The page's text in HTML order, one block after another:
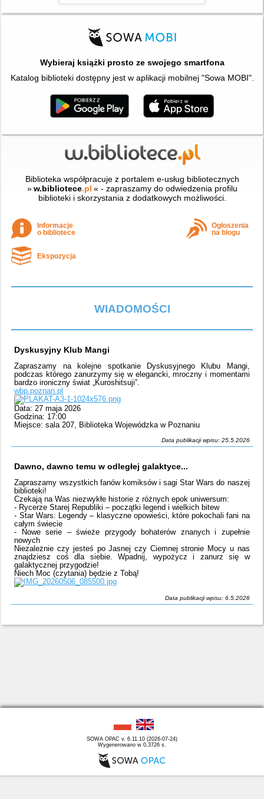
Wybieraj książki prosto ze swojego smartfona
Katalog biblioteki dostępny jest w aplikacji mobilnej "Sowa MOBI".
Biblioteka współpracuje z portalem e-usług bibliotecznych
» w.bibliotece.pl « - zapraszamy do odwiedzenia profilu
biblioteki i skorzystania z dodatkowych możliwości.
Informacje
o bibliotece
Ogłoszenia
na blogu
Ekspozycja
WIADOMOŚCI
Dyskusyjny Klub Mangi
Zapraszamy na kolejne spotkanie Dyskusyjnego Klubu Mangi,
podczas którego zanurzymy się w elegancki, mroczny i momentami
bardzo ironiczny świat „Kuroshitsuji”.
wbp.poznan.pl
Data: 27 maja 2026
Godzina: 17:00
Miejsce: sala 207, Biblioteka Wojewódzka w Poznaniu
Data publikacji wpisu: 25.5.2026
Dawno, dawno temu w odległej galaktyce...
Zapraszamy wszystkich fanów komiksów i sagi Star Wars do naszej
biblioteki!
Czekają na Was niezwykłe historie z różnych epok uniwersum:
- Rycerze Starej Republiki – początki legend i wielkich bitew
- Star Wars: Legendy – klasyczne opowieści, które pokochali fani na
całym świecie
- Nowe serie – świeże przygody bohaterów znanych i zupełnie
nowych
Niezależnie czy jesteś po Jasnej czy Ciemnej stronie Mocy u nas
znajdziesz coś dla siebie. Wpadnij, wypożycz i zanurz się w
galaktycznej przygodzie!
Niech Moc (czytania) będzie z Tobą!
Data publikacji wpisu: 6.5.2026
SOWA OPAC v. 6.11.10 (2026-07-24)
Wygenerowano w 0,3726 s.